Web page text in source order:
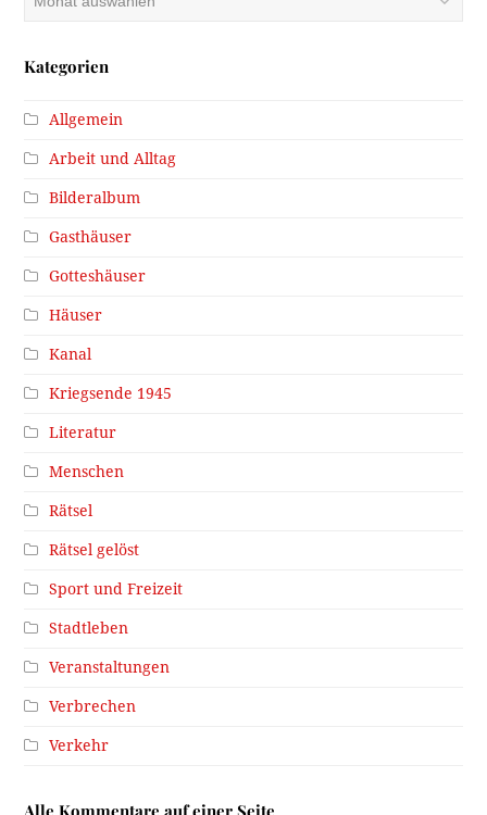
Kategorien
Allgemein
Arbeit und Alltag
Bilderalbum
Gasthäuser
Gotteshäuser
Häuser
Kanal
Kriegsende 1945
Literatur
Menschen
Rätsel
Rätsel gelöst
Sport und Freizeit
Stadtleben
Veranstaltungen
Verbrechen
Verkehr
Alle Kommentare auf einer Seite